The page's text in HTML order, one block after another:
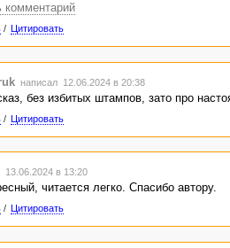
и благополучен»
набега бизоньего стада» (правда, я
остались только он и Илья – один на
страшные кары»
свободы»
родом из СССР, миллион раз это
читать:
в размерах учеником»
коридору весёлым галопом Илья на
комментарий
/ Цитировать
написал 12.06.2024 в 20:38
без избитых штампов, зато про
/ Цитировать
13.06.2024 в 13:20
читается легко. Спасибо автору.
/ Цитировать